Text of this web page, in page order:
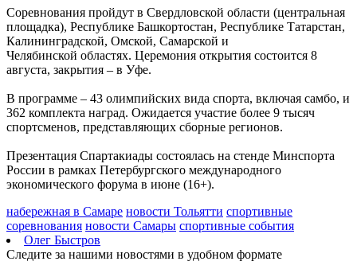
Соревнования пройдут в Свердловской области (центральная
площадка), Республике Башкортостан, Республике Татарстан,
Калининградской, Омской, Самарской и
Челябинской областях. Церемония открытия состоится 8
августа, закрытия – в Уфе.
В программе – 43 олимпийских вида спорта, включая самбо, и
362 комплекта наград. Ожидается участие более 9 тысяч
спортсменов, представляющих сборные регионов.
Презентация Спартакиады состоялась на стенде Минспорта
России в рамках Петербургского международного
экономического форума в июне (16+).
набережная в Самаре новости Тольятти спортивные
соревнования новости Самары спортивные события
Олег Быстров
Следите за нашими новостями в удобном формате